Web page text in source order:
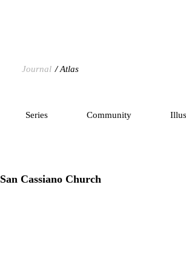
Journal Atlas
Series Community
San Cassiano Church